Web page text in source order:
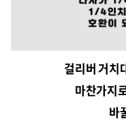
걸리버 거치
마찬가지
바